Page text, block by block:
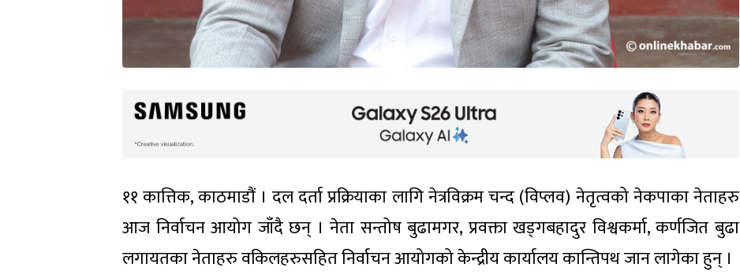
११ कात्तिक, काठमाडौं । दल दर्ता प्रक्रियाका लागि नेत्रविक्रम चन्द (विप्लव) नेतृत्वको नेकपाका नेताहरु
आज निर्वाचन आयोग जाँदै छन् । नेता सन्तोष बुढामगर, प्रवक्ता खड्गबहादुर विश्वकर्मा, कर्णजित बुढा
लगायतका नेताहरु वकिलहरुसहित निर्वाचन आयोगको केन्द्रीय कार्यालय कान्तिपथ जान लागेका हुन् ।